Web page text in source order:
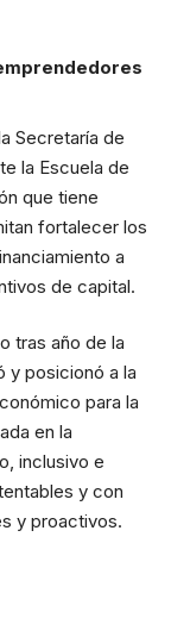
Secretaría de
la Escuela de
que tiene
fortalecer los
a
de capital.
tras año de la
y posicionó a la
para la
en la
inclusivo e
y con
y proactivos.